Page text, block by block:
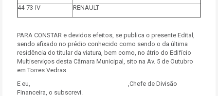
44-73-IV
RENAULT
PARA CONSTAR e devidos efeitos, se publica o presente Edital,
sendo afixado no prédio conhecido como sendo o da última
residência do titular da viatura, bem como, no átrio do Edifício
Multiserviços desta Câmara Municipal, sito na Av. 5 de Outubro
em Torres Vedras.
E eu, ,Chefe de Divisão
Financeira, o subscrevi.